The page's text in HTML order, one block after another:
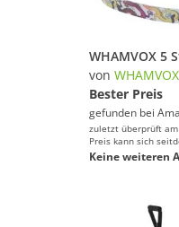
von WHAMVOX
Bester Preis
gefunden bei
zuletzt überprüft
Preis kann sich
Keine weiteren